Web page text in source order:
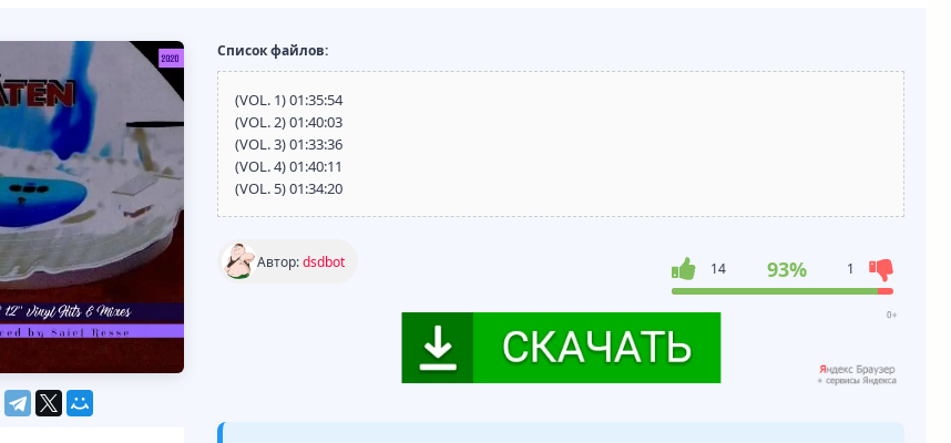
Список файлов:
(VOL. 1) 01:35:54
(VOL. 2) 01:40:03
(VOL. 3) 01:33:36
(VOL. 4) 01:40:11
(VOL. 5) 01:34:20
Автор:dsdbot 14 93% 1